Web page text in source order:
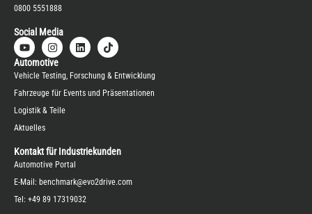
0800 5551888
Social Media
Automotive
Vehicle Testing, Forschung & Entwicklung
Fahrzeuge für Events und Präsentationen
Logistik & Teile
Aktuelles
Kontakt für Industriekunden
Automotive Portal
E-Mail: benchmark@evo2drive.com
Tel: +49 89 17319032